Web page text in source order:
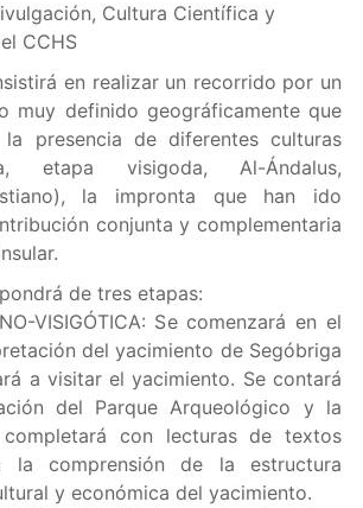
Cultura Científica y
CCHS
en realizar un recorrido por un
muy definido geográficamente que
presencia de diferentes culturas
etapa visigoda, Al-Ándalus,
la impronta que han ido
conjunta y complementaria
de tres etapas:
VISIGÓTICA: Se comenzará en el
del yacimiento de Segóbriga
a visitar el yacimiento. Se contará
del Parque Arqueológico y la
con lecturas de textos
la comprensión de la estructura
y económica del yacimiento.